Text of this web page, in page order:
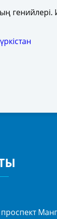
генийлері.
проспект